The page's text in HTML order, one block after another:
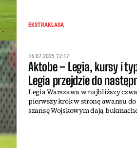
EKSTRAKLASA
16.07.2025 12:17
Aktobe – Legia, kursy i
Legia przejdzie do
Legia Warszawa w najbliższy
pierwszy krok w stronę awansu
szansę Wojskowym dają